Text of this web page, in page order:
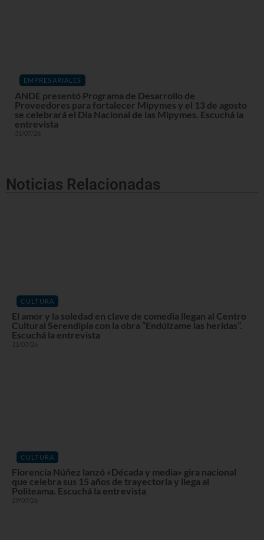
EMPRESARIALES
ANDE presentó Programa de Desarrollo de
Proveedores para fortalecer Mipymes y el 13 de agosto
se celebrará el Día Nacional de las Mipymes. Escuchá la
entrevista
31/07/26
Noticias Relacionadas
CULTURA
El amor y la soledad en clave de comedia llegan al Centro
Cultural Serendipia con la obra “Endúlzame las heridas”.
Escuchá la entrevista
31/07/26
CULTURA
Florencia Núñez lanzó «Década y media» gira nacional
que celebra sus 15 años de trayectoria y llega al
Politeama. Escuchá la entrevista
29/07/26